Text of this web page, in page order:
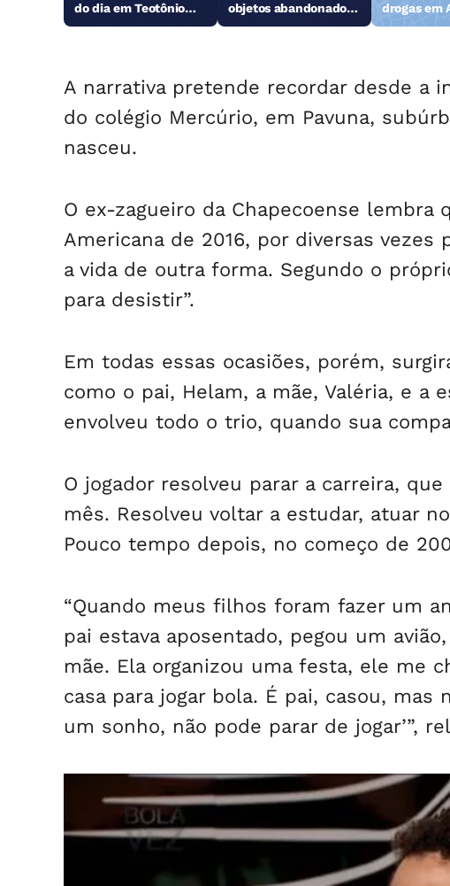
do dia em Teotônio
Vilela
objetos abandonados
na orla da Pajuçara
drogas em
A narrativa pretende recordar desde a
do colégio Mercúrio, em Pavuna,
nasceu.
O ex-zagueiro da Chapecoense lembra
Americana de 2016, por diversas
a vida de outra forma. Segundo o
para desistir”.
Em todas essas ocasiões, porém,
como o pai, Helam, a mãe, Valéria, e a
envolveu todo o trio, quando sua
O jogador resolveu parar a carreira,
mês. Resolveu voltar a estudar, atuar
Pouco tempo depois, no começo de
“Quando meus filhos foram fazer um
pai estava aposentado, pegou um
mãe. Ela organizou uma festa, ele me
casa para jogar bola. É pai, casou,
um sonho, não pode parar de jogar’”,